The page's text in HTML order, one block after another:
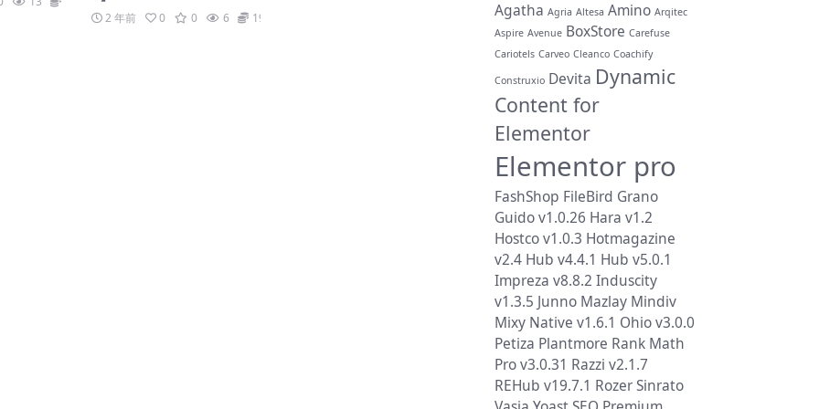
2 年前 0 0 6 19.9 Agatha Agria Altesa Amino Arqitec
Aspire Avenue BoxStore Carefuse
Cariotels Carveo Cleanco Coachify
Construxio Devita Dynamic
Content for
Elementor
Elementor pro
FashShop FileBird Grano
Guido v1.0.26 Hara v1.2
Hostco v1.0.3 Hotmagazine
v2.4 Hub v4.4.1 Hub v5.0.1
Impreza v8.8.2 Induscity
v1.3.5 Junno Mazlay Mindiv
Mixy Native v1.6.1 Ohio v3.0.0
Petiza Plantmore Rank Math
Pro v3.0.31 Razzi v2.1.7
REHub v19.7.1 RozerSinrato